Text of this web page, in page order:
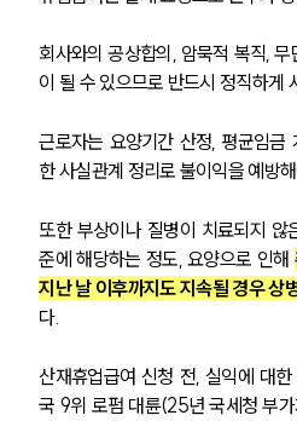
회사와의 공상합의, 암묵적 복직,
이 될 수 있으므로 반드시 정직하게
근로자는 요양기간 산정, 평균임금
한 사실관계 정리로 불이익을 예방
또한 부상이나 질병이 치료되지 않
준에 해당하는 정도, 요양으로 인해
지난 날 이후까지도 지속될 경우 상
다.
산재휴업급여 신청 전, 실익에 대
국 9위 로펌 대륜(25년 국세청 부